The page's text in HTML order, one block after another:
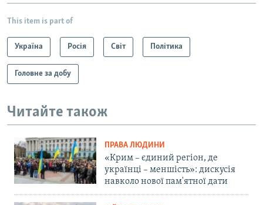
This item is part of
Україна Росія Світ Політика
Головне за добу
Читайте також
ПРАВА ЛЮДИНИ
«Крим – єдиний регіон, де
українці – меншість»: дискусія
навколо нової пам'ятної дати